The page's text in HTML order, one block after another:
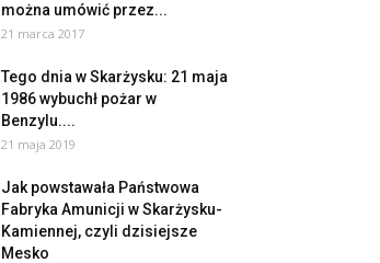
można umówić przez...
21 marca 2017
Tego dnia w Skarżysku: 21 maja
1986 wybuchł pożar w
Benzylu....
21 maja 2019
Jak powstawała Państwowa
Fabryka Amunicji w Skarżysku-
Kamiennej, czyli dzisiejsze
Mesko